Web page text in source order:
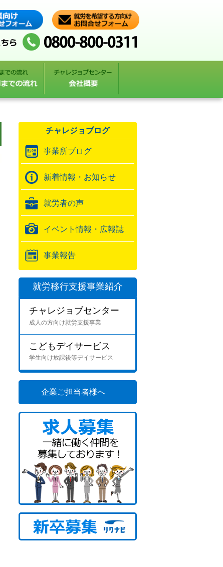
チャレジョブログ
事業所ブログ
新着情報・お知らせ
就労者の声
イベント情報・広報誌
事業報告
就労移行支援事業紹介
チャレジョブセンター
成人の方向け就労支援事業
こどもデイサービス
学生向け放課後等デイサービス
企業ご担当者様へ